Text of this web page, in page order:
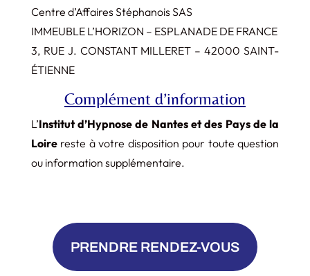
Centre d’Affaires Stéphanois SAS
IMMEUBLE L’HORIZON – ESPLANADE DE FRANCE
3, RUE J. CONSTANT MILLERET – 42000 SAINT-
ÉTIENNE
Complément d’information
L’Institut d’Hypnose de Nantes et des Pays de la
Loirereste à votre disposition pour toute question
ou information supplémentaire.
PRENDRE RENDEZ-VOUS